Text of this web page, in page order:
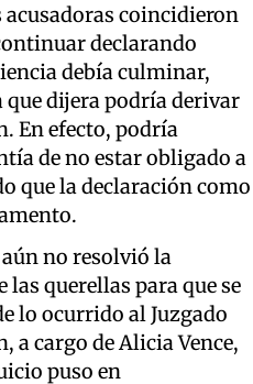
coincidieron
declarando
debía culminar,
que dijera podría derivar
En efecto, podría
de no estar obligado a
que la declaración como
no resolvió la
querellas para que se
lo ocurrido al Juzgado
a cargo de Alicia Vence,
puso en